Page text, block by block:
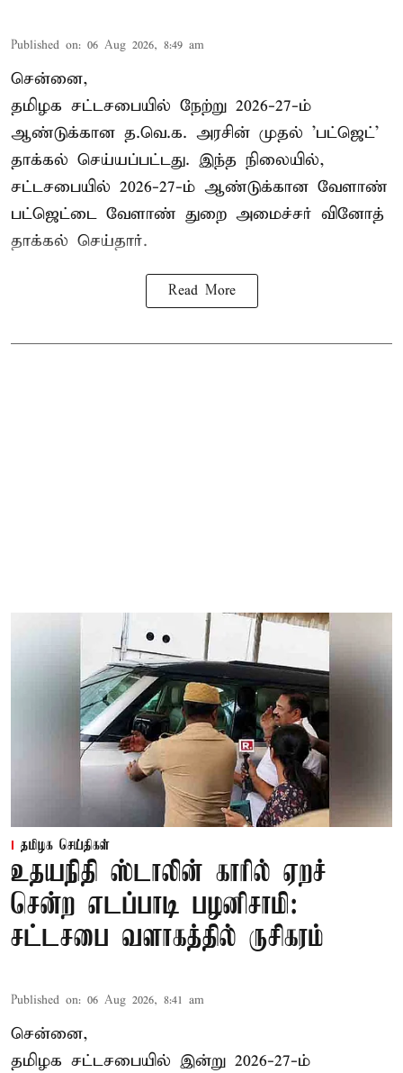
Published on: 06 Aug 2026, 8:49 am
சென்னை,
தமிழக சட்டசபையில் நேற்று 2026-27-ம்
ஆண்டுக்கான த.வெ.க. அரசின் முதல் 'பட்ஜெட்'
தாக்கல் செய்யப்பட்டது. இந்த நிலையில்,
சட்டசபையில் 2026-27-ம் ஆண்டுக்கான வேளாண்
பட்ஜெட்டை வேளாண் துறை அமைச்சர் வினோத்
தாக்கல் செய்தார்.
Read More
தமிழக செய்திகள்
உதயநிதி ஸ்டாலின் காரில் ஏறச்
சென்ற எடப்பாடி பழனிசாமி:
சட்டசபை வளாகத்தில் ருசிகரம்
Published on: 06 Aug 2026, 8:41 am
சென்னை,
தமிழக சட்டசபையில் இன்று 2026-27-ம்